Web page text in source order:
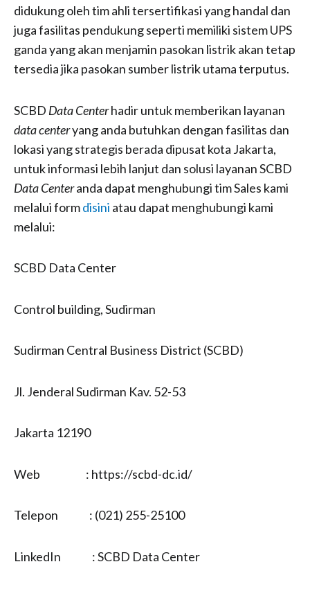
didukung oleh tim ahli tersertifikasi yang handal dan
juga fasilitas pendukung seperti memiliki sistem UPS
ganda yang akan menjamin pasokan listrik akan tetap
tersedia jika pasokan sumber listrik utama terputus.
SCBD Data Centerhadir untuk memberikan layanan
data centeryang anda butuhkan dengan fasilitas dan
lokasi yang strategis berada dipusat kota Jakarta,
untuk informasi lebih lanjut dan solusi layanan SCBD
Data Centeranda dapat menghubungi tim Sales kami
melalui formdisini atau dapat menghubungi kami
melalui:
SCBD Data Center
Control building, Sudirman
Sudirman Central Business District (SCBD)
Jl. Jenderal Sudirman Kav. 52-53
Jakarta 12190
Web : https://scbd-dc.id/
Telepon : (021) 255-25100
LinkedIn : SCBD Data Center